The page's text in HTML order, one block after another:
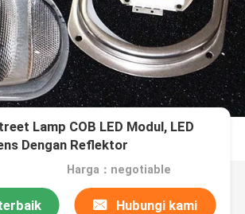
Lamp COB LED Modul, LED
Dengan Reflektor
Harga：negotiable
Hubungi kami